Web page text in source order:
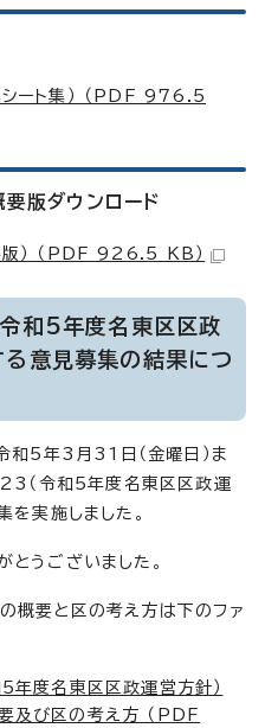
ート集） （PDF 976.5
版ダウンロード
） （PDF 926.5 KB）
和5年度名東区区政
る意見募集の結果につ
和5年3月31日（金曜日）ま
（令和5年度名東区区政運
を実施しました。
とうございました。
概要と区の考え方は下のファ
年度名東区区政運営方針）
及び区の考え方 （PDF